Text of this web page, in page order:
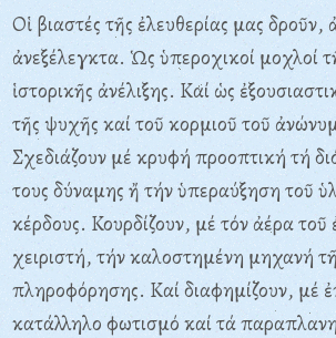
Οἱ βιαστές τῆς ἐλευθερίας μας δροῦν,
ἀνεξέλεγκτα. Ὡς ὑπεροχικοί μοχλοί
ἱστορικῆς ἀνέλιξης. Καί ὡς
τῆς ψυχῆς καί τοῦ κορμιοῦ τοῦ
Σχεδιάζουν μέ κρυφή προοπτική τή
τους δύναμης ἤ τήν ὑπεραύξηση τοῦ
κέρδους. Κουρδίζουν, μέ τόν ἀέρα τοῦ
χειριστή, τήν καλοστημένη μηχανή
πληροφόρησης. Καί διαφημίζουν, μέ
κατάλληλο φωτισμό καί τά